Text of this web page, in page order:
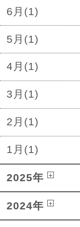
6月(1)
5月(1)
4月(1)
3月(1)
2月(1)
1月(1)
2025年
2024年